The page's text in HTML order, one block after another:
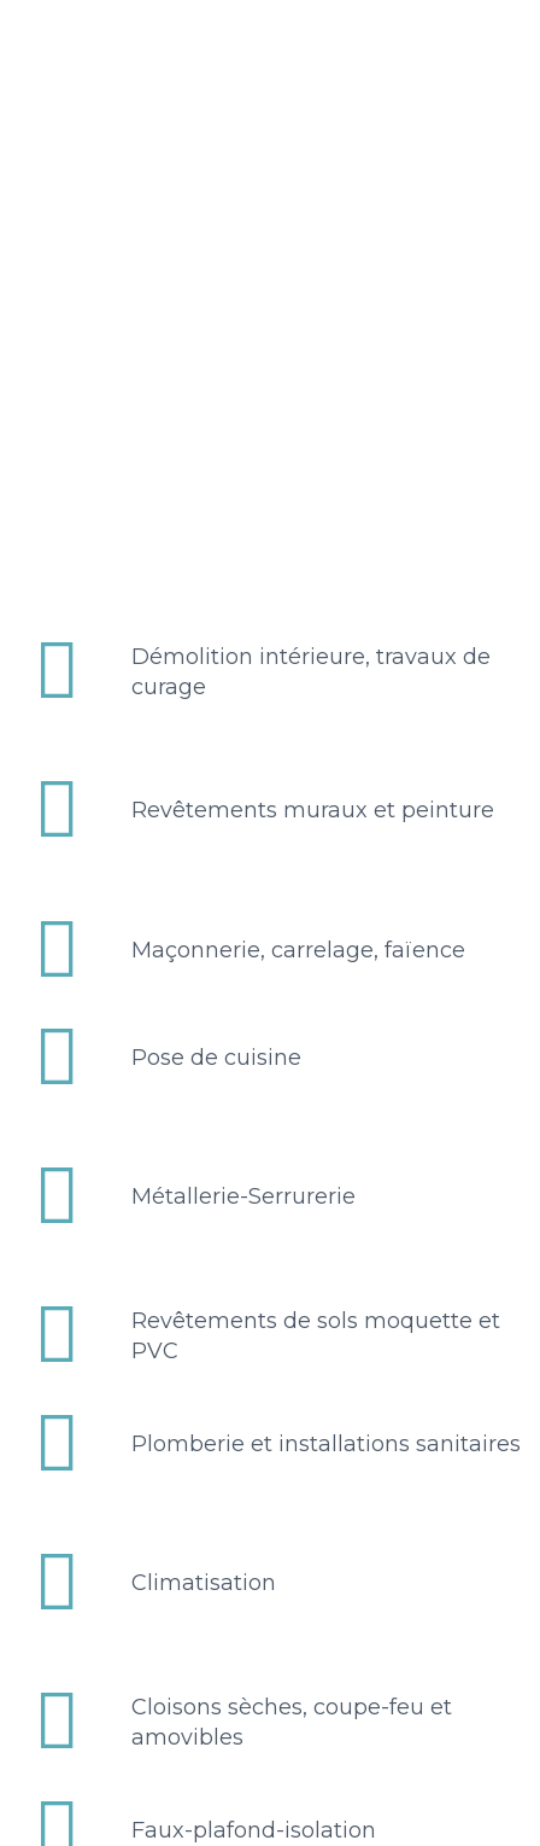


Démolition intérieure, travaux de
curage

 Revêtements muraux et peinture

 Maçonnerie, carrelage, faïence

 Pose de cuisine

 Métallerie-Serrurerie


Revêtements de sols moquette et
PVC

 Plomberie et installations sanitaires

 Climatisation


Cloisons sèches, coupe-feu et
amovibles
Faux-plafond-isolation